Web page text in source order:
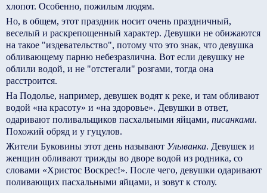
хлопот. Особенно, пожилым людям.
Но, в общем, этот праздник носит очень праздничный,
веселый и раскрепощенный характер. Девушки не обижаются
на такое "издевательство", потому что это знак, что девушка
обливающему парню небезразлична. Вот если девушку не
облили водой, и не "отстегали" розгами, тогда она
расстроится.
На Подолье, например, девушек водят к реке, и там обливают
водой «на красоту» и «на здоровье». Девушки в ответ,
одаривают поливальщиков пасхальными яйцами, писанками.
Похожий обряд и у гуцулов.
Жители Буковины этот день называют Улыванка. Девушек и
женщин обливают трижды во дворе водой из родника, со
словами «Христос Воскрес!». После чего, девушки одаривают
поливающих пасхальными яйцами, и зовут к столу.